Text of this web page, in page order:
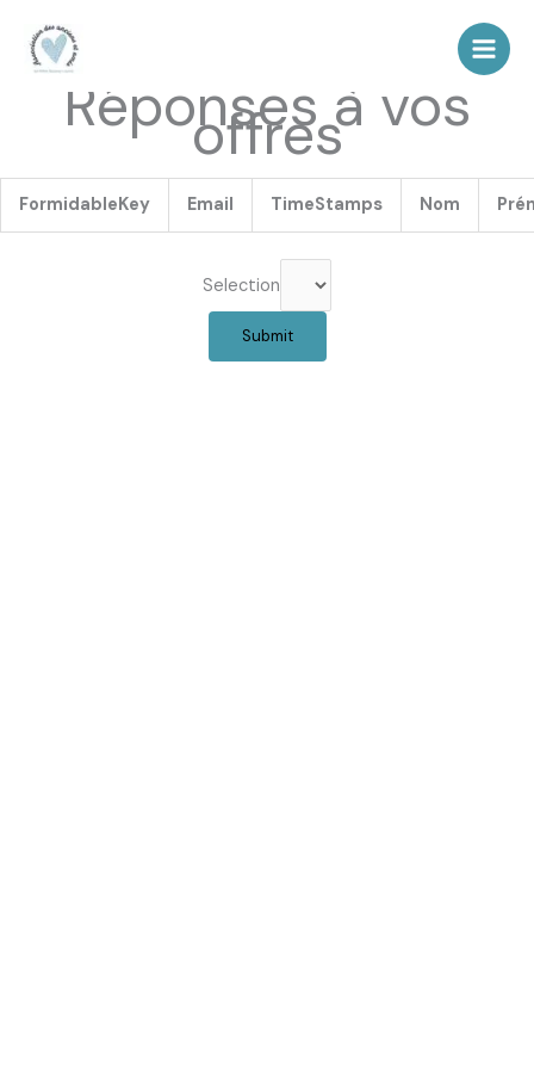
contenuRéponses à vos
offres
FormidableKey Email TimeStamps Nom
Selection